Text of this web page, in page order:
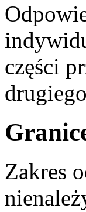
części
Zakres